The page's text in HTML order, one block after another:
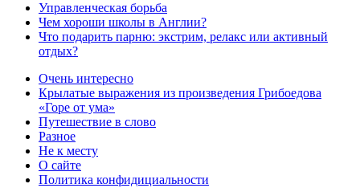
Управленческая борьба
Чем хороши школы в Англии?
Что подарить парню: экстрим, релакс или активный
отдых?
Очень интересно
Крылатые выражения из произведения Грибоедова
«Горе от ума»
Путешествие в слово
Разное
Не к месту
О сайте
Политика конфидициальности